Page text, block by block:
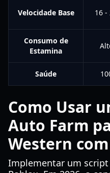
Velocidade Base 16 -
Consumo de
Estamina
Saúde
Como Usar
Auto Farm
Western
Implementar um